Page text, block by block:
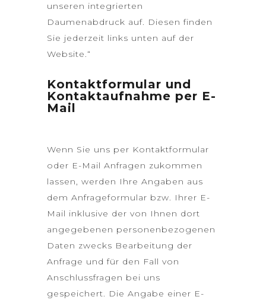
unseren integrierten
Daumenabdruck auf. Diesen finden
Sie jederzeit links unten auf der
Website.“
Kontaktformular und
Kontaktaufnahme per E-
Mail
Wenn Sie uns per Kontaktformular
oder E-Mail Anfragen zukommen
lassen, werden Ihre Angaben aus
dem Anfrageformular bzw. Ihrer E-
Mail inklusive der von Ihnen dort
angegebenen personenbezogenen
Daten zwecks Bearbeitung der
Anfrage und für den Fall von
Anschlussfragen bei uns
gespeichert. Die Angabe einer E-